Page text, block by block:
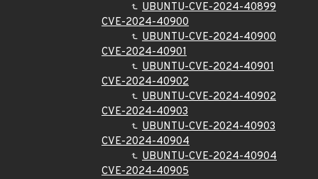
UBUNTU-CVE-2024-40899
CVE-2024-40900
UBUNTU-CVE-2024-40900
CVE-2024-40901
UBUNTU-CVE-2024-40901
CVE-2024-40902
UBUNTU-CVE-2024-40902
CVE-2024-40903
UBUNTU-CVE-2024-40903
CVE-2024-40904
UBUNTU-CVE-2024-40904
CVE-2024-40905